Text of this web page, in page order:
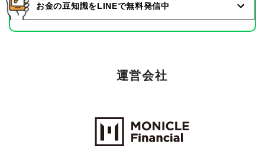
お金の豆知識をLINEで無料発信中
運営会社
Monicle Financial Inc.